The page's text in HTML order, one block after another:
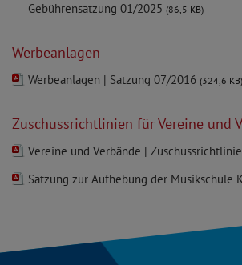
Gebührensatzung 01/2025 (86,5 KB)
Werbeanlagen
Werbeanlagen | Satzung 07/2016 (324,6 KB)
Zuschussrichtlinien für Vereine und
Vereine und Verbände |
Satzung zur Aufhebung der Musikschule